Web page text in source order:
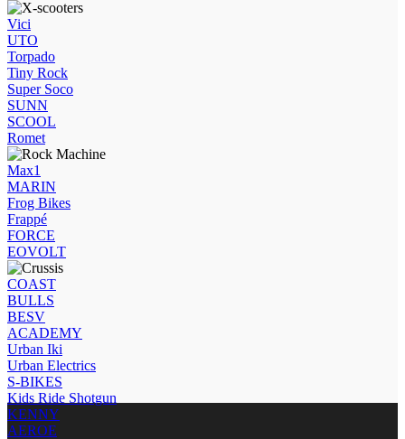
Vici
UTO
Torpado
Tiny Rock
Super Soco
SUNN
SCOOL
Romet
Max1
MARIN
Frog Bikes
Frappé
FORCE
EOVOLT
COAST
BULLS
BESV
ACADEMY
Urban Iki
Urban Electrics
S-BIKES
Kids Ride Shotgun
KENNY
AEROE